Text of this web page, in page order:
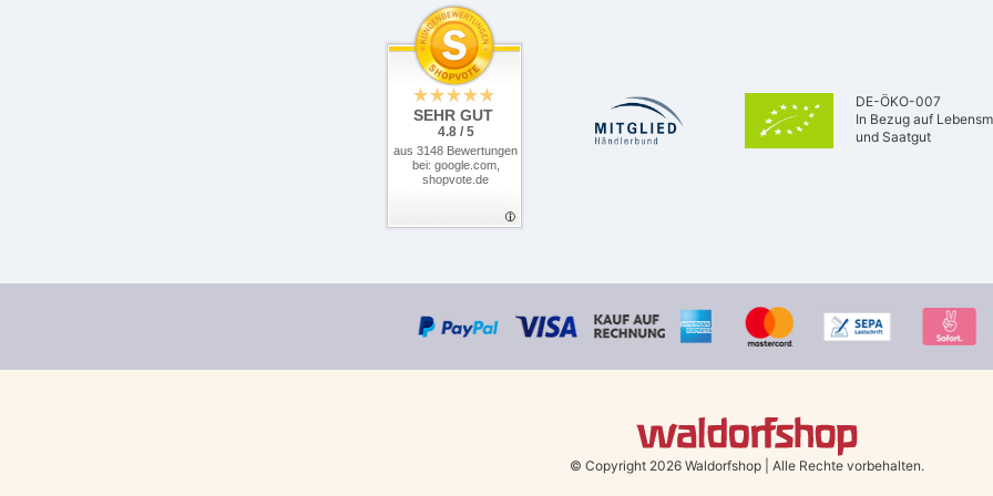
SEHR GUT
4.8 / 5
aus 3148 Bewertungen
bei: google.com,
shopvote.de
DE-ÖKO-007
In Bezug auf
und Saatgut
© Copyright 2026 Waldorfshop Alle Rechte vorbehalten.